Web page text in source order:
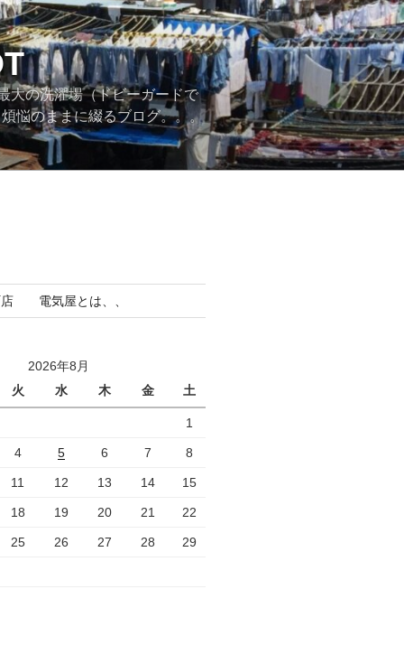
大の洗濯場（ドビーガードで
悩のままに綴るブログ。。。
店 電気屋とは、、
2026年8月
火 水 木 金 土
1
4 5 6 7 8
11 12 13 14 15
18 19 20 21 22
25 26 27 28 29